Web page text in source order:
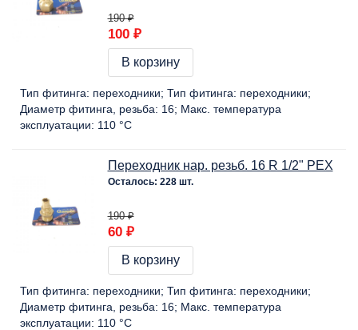
190 ₽
100 ₽
В корзину
Тип фитинга: переходники Тип фитинга: переходники
Диаметр фитинга, резьба: 16 Макс. температура
эксплуатации: 110 °C
Переходник нар. резьб. 16 R 1/2" PEX
Осталось: 228 шт.
190 ₽
60 ₽
В корзину
Тип фитинга: переходники Тип фитинга: переходники
Диаметр фитинга, резьба: 16 Макс. температура
эксплуатации: 110 °C